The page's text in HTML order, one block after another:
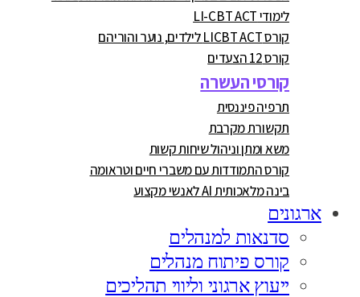
לימודי LI-CBT ACT
קורס LICBT ACT לילדים, נוער והוריהם
קורס 12 הצעדים
קורסי העשרה
תרפיה פיננסית
תקשורת מקרבת
משא ומתן וניהול שיחות קשות
קורס התמודדות עם משברי חיים וטראומה
בינה מלאכותית AI לאנשי מקצוע
ארגונים
סדנאות למנהלים
קורס פיתוח מנהלים
ייעוץ ארגוני וליווי תהליכים